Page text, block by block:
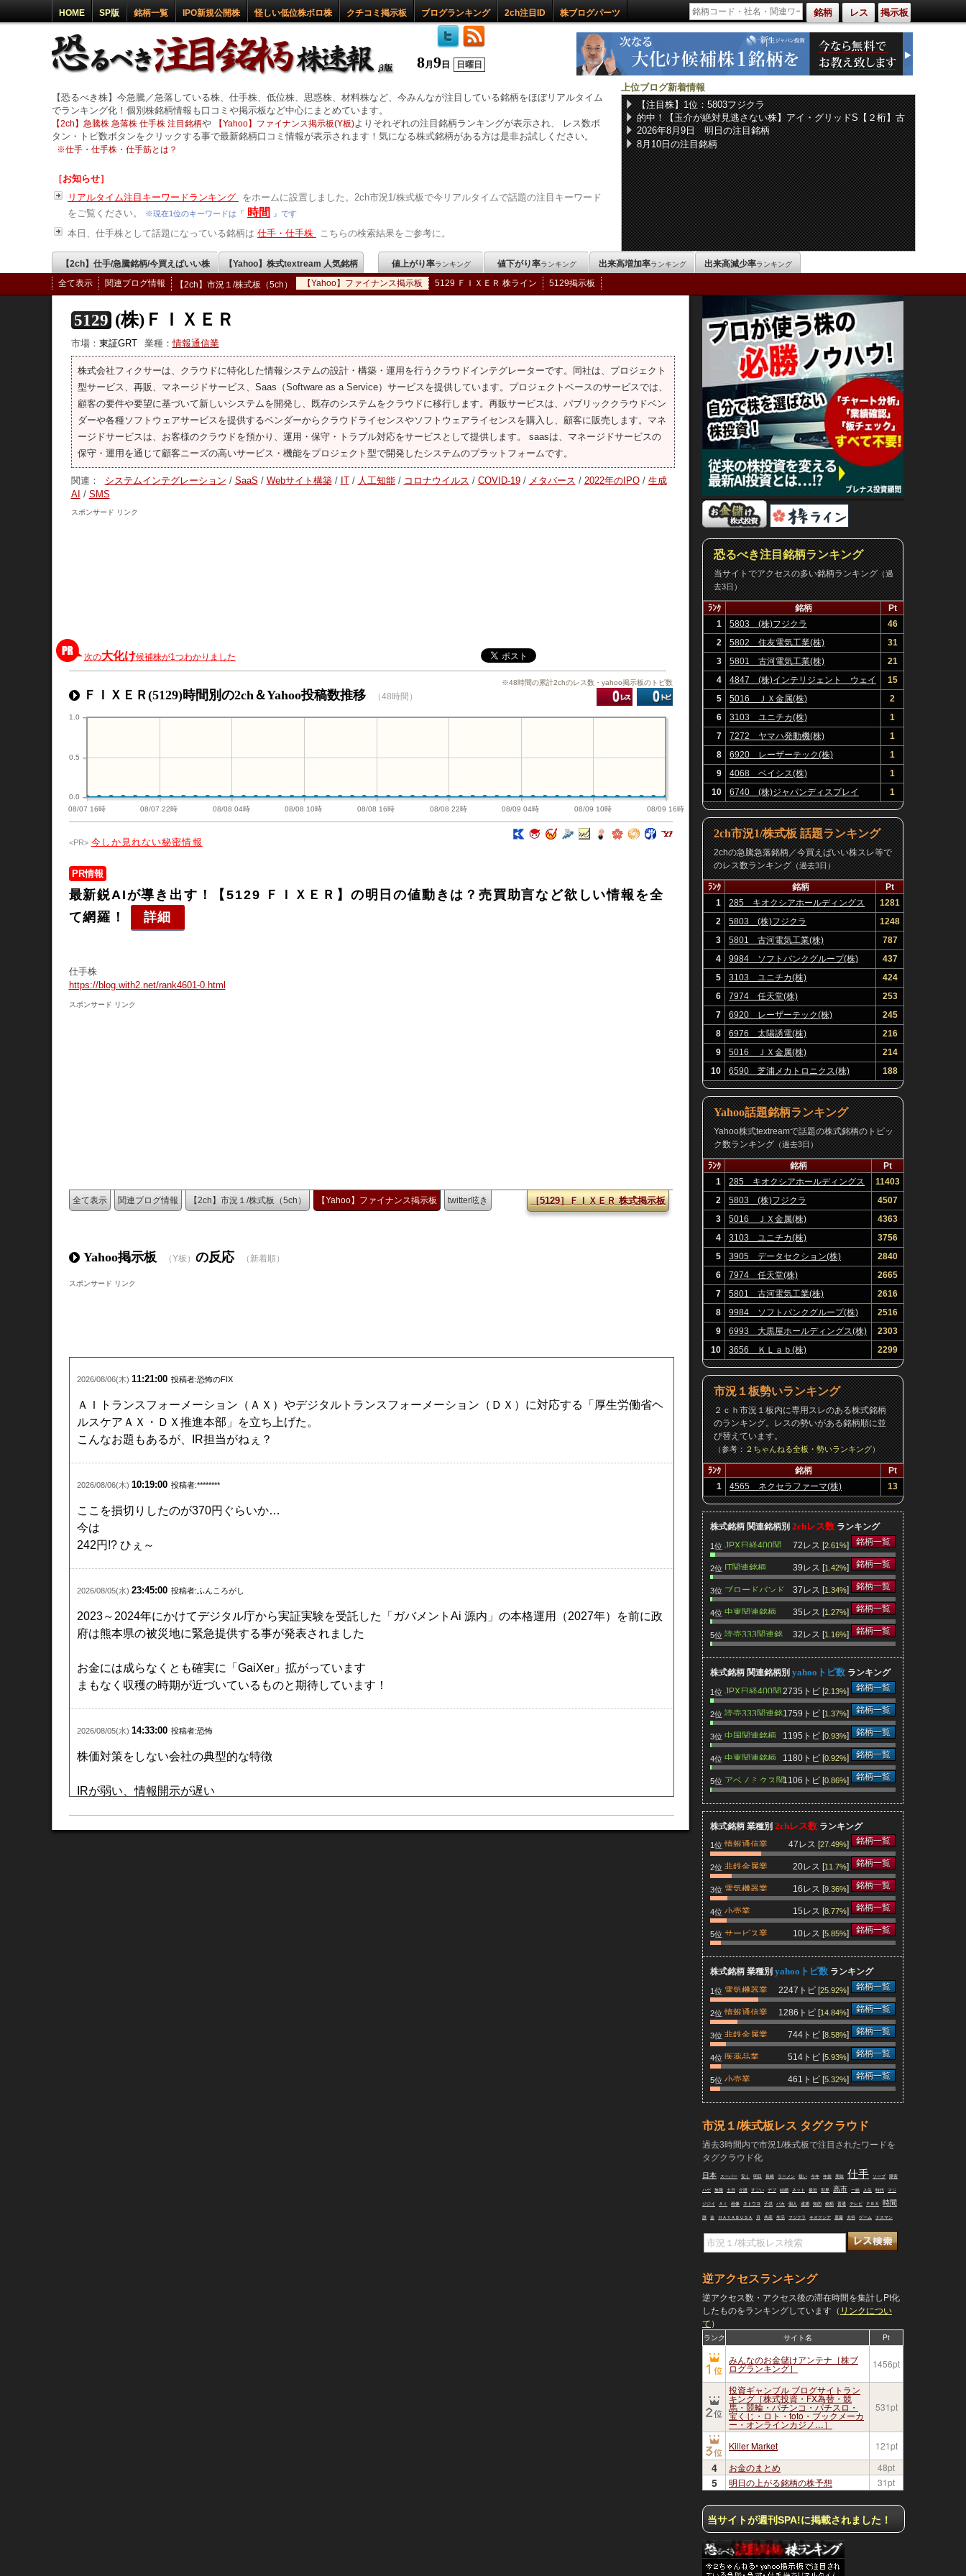
HOME SP版 銘柄一覧 IPO新規公開株 怪しい低位株ボロ株 クチコミ掲示板 ブログランキング 2ch注目ID 株ブログパーツ 銘柄 レス 掲示板
8月 9 日 日曜日
【恐るべき株】今急騰／急落している株、仕手株、低位株、思惑株、材料株など、今みんなが注目している銘柄をほぼリアルタイム
でランキング化！個別株銘柄情報も口コミや掲示板など中心にまとめています。
【2ch】急騰株 急落株 仕手株 注目銘柄や 【Yahoo】ファイナンス掲示板(Y板)よりそれぞれの注目銘柄ランキングが表示され、 レス数ボ
タン・トピ数ボタンをクリックする事で最新銘柄口コミ情報が表示されます！気になる株式銘柄がある方は是非お試しください。
※仕手・仕手株・仕手筋とは？
［お知らせ］
リアルタイム注目キーワードランキング
をホームに設置しました。2ch市況1/株式板で今リアルタイムで話題の注目キーワード
をご覧ください。
※現在1位のキーワードは『 時間 』です
本日、仕手株として話題になっている銘柄は 仕手・仕手株 こちらの検索結果をご参考に。
上位ブログ新着情報
【注目株】1位：5803フジクラ
的中！【玉介が絶対見逃さない株】アイ・グリッドS【２桁】古
野電気【＋１２％】ＧＯ【＋４７％】
2026年8月9日 明日の注目銘柄
8月10日の注目銘柄
【2ch】仕手/急騰銘柄/今買えばいい株 【Yahoo】株式textream 人気銘柄 値上がり率ランキング 値下がり率ランキング 出来高増加率ランキング 出来高減少率ランキング
全て表示 関連ブログ情報 【2ch】市況１/株式板（5ch） 【Yahoo】ファイナンス掲示板 5129 ＦＩＸＥＲ 株ライン 5129掲示板
5129 (株)ＦＩＸＥＲ
市場： 東証GRT 業種：情報通信業
株式会社フィクサーは、クラウドに特化した情報システムの設計・構築・運用を行うクラウドインテグレーターです。同社は、プロジェクト
型サービス、再販、マネージドサービス、Saas（Software as a Service）サービスを提供しています。プロジェクトベースのサービスでは、
顧客の要件や要望に基づいて新しいシステムを開発し、既存のシステムをクラウドに移行します。再販サービスは、パブリッククラウドベン
ダーや各種ソフトウェアサービスを提供するベンダーからクラウドライセンスやソフトウェアライセンスを購入し、顧客に販売します。マネ
ージドサービスは、お客様のクラウドを預かり、運用・保守・トラブル対応をサービスとして提供します。 saasは、マネージドサービスの
保守・運用を通じて顧客ニーズの高いサービス・機能をプロジェクト型で開発したシステムのプラットフォームです。
関連： システムインテグレーション / SaaS / Webサイト構築 / IT / 人工知能 / コロナウイルス / COVID-19 / メタバース / 2022年のIPO / 生成
AI / SMS
スポンサード リンク
次の大化け候補株が1つわかりました
ＦＩＸＥＲ(5129)時間別の2ch＆Yahoo投稿数推移 （48時間）
※48時間の累計2chのレス数・yahoo掲示板のトピ数
08/07 16時 08/07 22時 08/08 04時 08/08 10時 08/08 16時 08/08 22時 08/09 04時 08/09 10時 08/09 16時
0.0
0.5
1.0
今しか見れない秘密情報
PR情報
最新鋭AIが導き出す！【5129 ＦＩＸＥＲ】の明日の値動きは？売買助言など欲しい情報を全
て網羅！
詳細
仕手株
https://blog.with2.net/rank4601-0.html
スポンサード リンク
全て表示 関連ブログ情報 【2ch】市況１/株式板（5ch） 【Yahoo】ファイナンス掲示板 twitter呟き ［5129］ＦＩＸＥＲ 株式掲示板
Yahoo掲示板 （Y板） の反応 （新着順）
スポンサード リンク
2026/08/06(木) 11:21:00 投稿者:恐怖のFIX
ＡＩトランスフォーメーション（ＡＸ）やデジタルトランスフォーメーション （ＤＸ）に対応する「厚生労働省ヘ
ルスケアＡＸ・ＤＸ推進本部」を立ち上げた。
こんなお題もあるが、IR担当がねぇ？
2026/08/06(木) 10:19:00 投稿者:********
ここを損切りしたのが370円ぐらいか…
今は
242円!? ひぇ～
2026/08/05(水) 23:45:00 投稿者:ふんころがし
2023～2024年にかけてデジタル庁から実証実験を受託した「ガバメントAi 源内」の本格運用（2027年）を前に政
府は熊本県の被災地に緊急提供する事が発表されました
お金には成らなくとも確実に「GaiXer」拡がっています
まもなく収穫の時期が近づいているものと期待しています！
2026/08/05(水) 14:33:00 投稿者:恐怖
株価対策をしない会社の典型的な特徴
IRが弱い、情報開示が遅い
恐るべき注目銘柄ランキング
当サイトでアクセスの多い銘柄ランキング（過
去3日）
ﾗﾝｸ 銘柄
Pt
1
5803 (株)フジクラ
46
2
5802 住友電気工業(株)
31
3
5801 古河電気工業(株)
21
4
4847 (株)インテリジェント ウェイ
ブ
15
5
5016 ＪＸ金属(株)
2
6
3103 ユニチカ(株)
1
7
7272 ヤマハ発動機(株)
1
8
6920 レーザーテック(株)
1
9
4068 ベイシス(株)
1
10
6740 (株)ジャパンディスプレイ 1
2ch市況1/株式板 話題ランキング
2chの急騰急落銘柄／今買えばいい株スレ等で
のレス数ランキング（過去3日）
ﾗﾝｸ 銘柄
Pt
1
285 キオクシアホールディングス
(株)
1281
2
5803 (株)フジクラ
1248
3
5801 古河電気工業(株)
787
4
9984 ソフトバンクグループ(株)
437
5
3103 ユニチカ(株)
424
6
7974 任天堂(株)
253
7
6920 レーザーテック(株)
245
8
6976 太陽誘電(株)
216
9
5016 ＪＸ金属(株)
214
10
6590 芝浦メカトロニクス(株) 188
Yahoo話題銘柄ランキング
Yahoo株式textreamで話題の株式銘柄のトピッ
ク数ランキング（過去3日）
ﾗﾝｸ 銘柄
Pt
1
285 キオクシアホールディングス
(株)
11403
2
5803 (株)フジクラ
4507
3
5016 ＪＸ金属(株)
4363
4
3103 ユニチカ(株)
3756
5
3905 データセクション(株)
2840
6
7974 任天堂(株)
2665
7
5801 古河電気工業(株)
2616
8
9984 ソフトバンクグループ(株)
2516
9
6993 大黒屋ホールディングス(株)
2303
10
3656 ＫＬａｂ(株) 2299
市況１板勢いランキング
２ｃｈ市況１板内に専用スレのある株式銘柄
のランキング。レスの勢いがある銘柄順に並
び替えています。
（参考：２ちゃんねる全板・勢いランキング）
ﾗﾝｸ 銘柄
Pt
1
4565 ネクセラファーマ(株) 13
株式銘柄 関連銘柄別 2chレス数 ランキング
1位 JPX日経400関
連銘柄
72レス [2.61%] 銘柄一覧
2位 IT関連銘柄 39レス [1.42%] 銘柄一覧
3位 ブロードバンド
関連銘柄
37レス [1.34%] 銘柄一覧
4位 中東関連銘柄 35レス [1.27%] 銘柄一覧
5位 読売333関連銘
柄
32レス [1.16%] 銘柄一覧
株式銘柄 関連銘柄別 yahooトピ数 ランキング
1位 JPX日経400関
連銘柄
2735トピ [2.13%] 銘柄一覧
2位 読売333関連銘
柄
1759トピ [1.37%] 銘柄一覧
3位 中国関連銘柄 1195トピ [0.93%] 銘柄一覧
4位 中東関連銘柄 1180トピ [0.92%] 銘柄一覧
5位 アベノミクス関
連銘柄
1106トピ [0.86%] 銘柄一覧
株式銘柄 業種別 2chレス数 ランキング
1位 情報通信業 47レス [27.49%] 銘柄一覧
2位 非鉄金属業 20レス [11.7%] 銘柄一覧
3位 電気機器業 16レス [9.36%] 銘柄一覧
4位 小売業 15レス [8.77%] 銘柄一覧
5位 サービス業 10レス [5.85%] 銘柄一覧
株式銘柄 業種別 yahooトピ数 ランキング
1位 電気機器業 2247トピ [25.92%] 銘柄一覧
2位 情報通信業 1286トピ [14.84%] 銘柄一覧
3位 非鉄金属業 744トピ [8.58%] 銘柄一覧
4位 医薬品業 514トピ [5.93%] 銘柄一覧
5位 小売業 461トピ [5.32%] 銘柄一覧
市況１/株式板レス タグクラウド
過去3時間内で市況1/株式板で注目されたワードを
タグクラウド化
日本 スーパー 安く 明日 長崎 ラーメン 疑い 今年 年前 美味 仕手 ソープ 障害
ハゲ 無職 土日 介護 すごい デブ 結婚 ネット 最近 世界 高市 一緒 人生 時代 マジ
ジジイ ＡＩ 画像 ネトウヨ 子供 バカ 個人 逮捕 知的 銘柄 普通 テレビ ＰＢＳ 時間
誰 金 ＨＡＹＡＢＵＳＡ 月 共産 生活 フジクラ キオクシア 原爆 大谷 ゲーム ナスマン
逆アクセスランキング
逆アクセス数・アクセス後の滞在時間を集計しPt化
したものをランキングしています（ リンクについ
て）
ランク サイト名 Pt
みんなのお金儲けアンテナ［株ブ
ログランキング］ 1456pt
投資ギャンブル ブログサイトラン
キング［株式投資・FX為替・競
馬・競輪・パチンコ・パチスロ・
宝くじ・ロト・toto・ブックメーカ
ー・オンラインカジノ…］
531pt
Killer Market 121pt
4 お金のまとめ 48pt
5 明日の上がる銘柄の株予想 31pt
当サイトが週刊SPA!に掲載されました！